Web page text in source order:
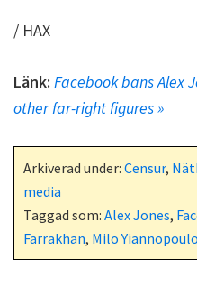
/ HAX
Länk: Facebook bans Alex
other far-right figures »
Arkiverad under: Censur,
media
Taggad som: Alex Jones,
Farrakhan, Milo